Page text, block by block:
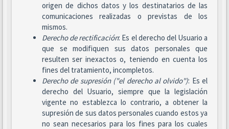
origen de dichos datos y los destinatarios de las
comunicaciones realizadas o previstas de los
mismos.
Derecho de rectificación: Es el derecho del Usuario a
que se modifiquen sus datos personales que
resulten ser inexactos o, teniendo en cuenta los
fines del tratamiento, incompletos.
Derecho de supresión ("el derecho al olvido"): Es el
derecho del Usuario, siempre que la legislación
vigente no establezca lo contrario, a obtener la
supresión de sus datos personales cuando estos ya
no sean necesarios para los fines para los cuales